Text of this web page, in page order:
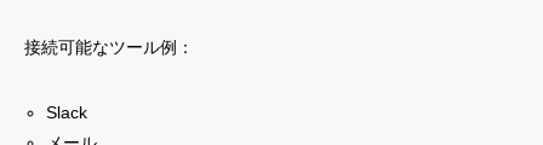
接続可能なツール例：
Slack